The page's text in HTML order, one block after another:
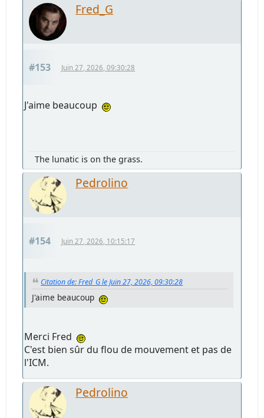
Fred_G
#153 Juin 27, 2026, 09:30:28
J'aime beaucoup
The lunatic is on the grass.
Pedrolino
#154 Juin 27, 2026, 10:15:17
Citation de: Fred_G le Juin 27, 2026, 09:30:28
J'aime beaucoup
Merci Fred
C'est bien sûr du flou de mouvement et pas de
l'ICM.
Pedrolino